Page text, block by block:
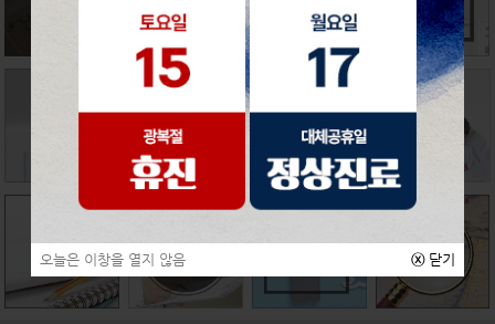
오늘은 이창을 열지 않음 ⓧ닫기